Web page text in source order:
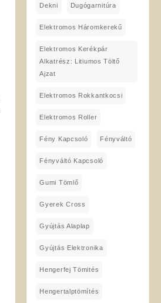
Dekni Dugógarnitúra
Elektromos Háromkerekű
Elektromos Kerékpár
Alkatrész: Litiumos Töltő
Ajzat
Elektromos Rokkantkocsi
Elektromos Roller
Fény Kapcsoló Fényváltó
Fényváltó Kapcsoló
Gumi Tömlő
Gyerek Cross
Gyújtás Alaplap
Gyújtás Elektronika
Hengerfej Tömités
Hengertalptömítés